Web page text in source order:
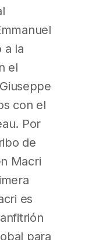
a la
el
con el
Por
de
Macri
es
para